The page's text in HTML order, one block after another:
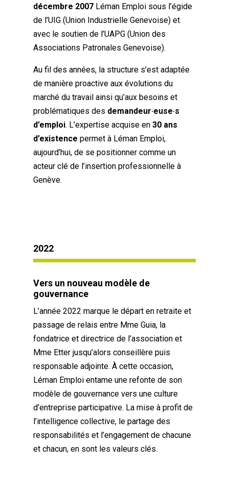
décembre 2007 Léman Emploi sous l’égide
de l’UIG (Union Industrielle Genevoise) et
avec le soutien de l’UAPG (Union des
Associations Patronales Genevoise).
Au fil des années, la structure s’est adaptée
de manière proactive aux évolutions du
marché du travail ainsi qu’aux besoins et
problématiques des demandeur·euse·s
d’emploi. L’expertise acquise en 30 ans
d’existence permet à Léman Emploi,
aujourd’hui, de se positionner comme un
acteur clé de l’insertion professionnelle à
Genève.
2022
Vers un nouveau modèle de
gouvernance
L’année 2022 marque le départ en retraite et
passage de relais entre Mme Guia, la
fondatrice et directrice de l’association et
Mme Etter jusqu’alors conseillère puis
responsable adjointe. À cette occasion,
Léman Emploi entame une refonte de son
modèle de gouvernance vers une culture
d’entreprise participative. La mise à profit de
l’intelligence collective, le partage des
responsabilités et l’engagement de chacune
et chacun, en sont les valeurs clés.